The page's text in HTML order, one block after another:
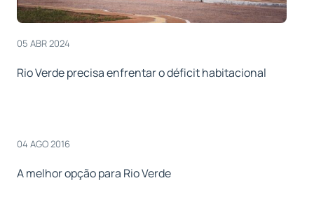
05 ABR 2024
Rio Verde precisa enfrentar o déficit habitacional
04 AGO 2016
A melhor opção para Rio Verde